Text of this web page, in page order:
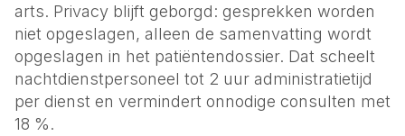
arts. Privacy blijft geborgd: gesprekken worden
niet opgeslagen, alleen de samenvatting wordt
opgeslagen in het patiëntendossier. Dat scheelt
nachtdienst­personeel tot 2 uur administratietijd
per dienst en vermindert onnodige consulten met
18 %.